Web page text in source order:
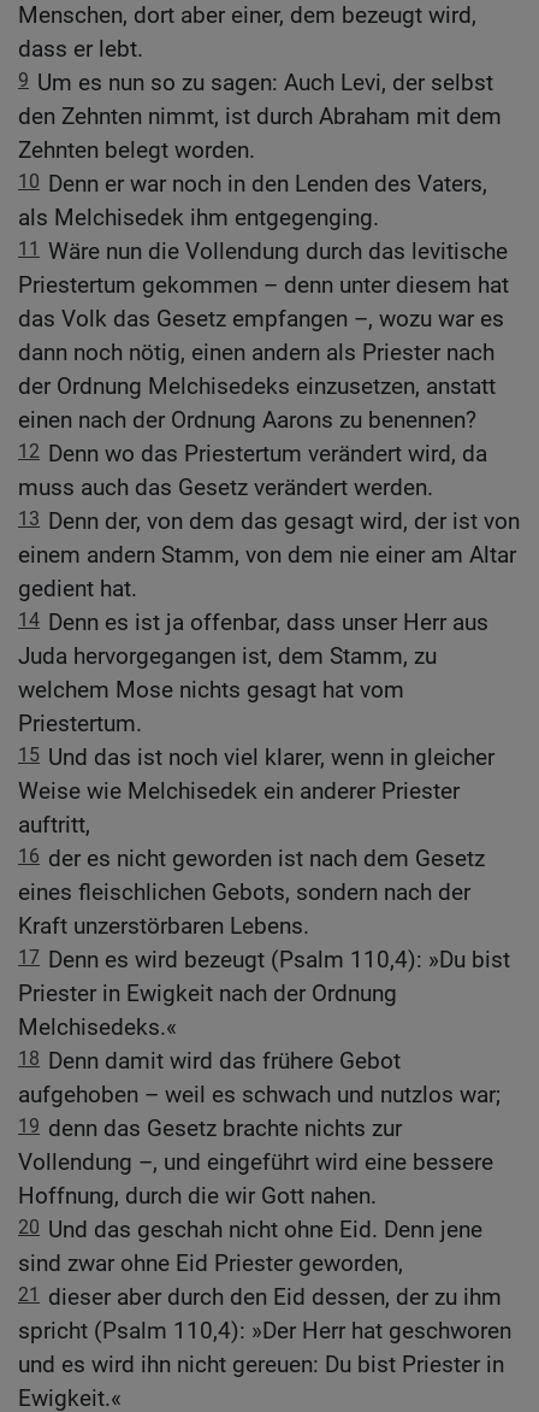
Menschen, dort aber einer, dem bezeugt wird,
dass er lebt.
9 Um es nun so zu sagen: Auch Levi, der selbst
den Zehnten nimmt, ist durch Abraham mit dem
Zehnten belegt worden.
10 Denn er war noch in den Lenden des Vaters,
als Melchisedek ihm entgegenging.
11 Wäre nun die Vollendung durch das levitische
Priestertum gekommen – denn unter diesem hat
das Volk das Gesetz empfangen –, wozu war es
dann noch nötig, einen andern als Priester nach
der Ordnung Melchisedeks einzusetzen, anstatt
einen nach der Ordnung Aarons zu benennen?
12 Denn wo das Priestertum verändert wird, da
muss auch das Gesetz verändert werden.
13 Denn der, von dem das gesagt wird, der ist von
einem andern Stamm, von dem nie einer am Altar
gedient hat.
14 Denn es ist ja offenbar, dass unser Herr aus
Juda hervorgegangen ist, dem Stamm, zu
welchem Mose nichts gesagt hat vom
Priestertum.
15 Und das ist noch viel klarer, wenn in gleicher
Weise wie Melchisedek ein anderer Priester
auftritt,
16 der es nicht geworden ist nach dem Gesetz
eines fleischlichen Gebots, sondern nach der
Kraft unzerstörbaren Lebens.
17 Denn es wird bezeugt (Psalm 110,4): »Du bist
Priester in Ewigkeit nach der Ordnung
Melchisedeks.«
18 Denn damit wird das frühere Gebot
aufgehoben – weil es schwach und nutzlos war;
19 denn das Gesetz brachte nichts zur
Vollendung –, und eingeführt wird eine bessere
Hoffnung, durch die wir Gott nahen.
20 Und das geschah nicht ohne Eid. Denn jene
sind zwar ohne Eid Priester geworden,
21
dieser aber durch den Eid dessen, der zu ihm
spricht (Psalm 110,4): »Der Herr hat geschworen
und es wird ihn nicht gereuen: Du bist Priester in
Ewigkeit.«